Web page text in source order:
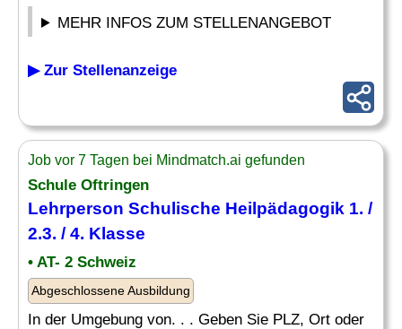
MEHR INFOS ZUM STELLENANGEBOT
▶ Zur Stellenanzeige
Job vor 7 Tagen bei Mindmatch.ai gefunden
Schule Oftringen
Lehrperson Schulische Heilpädagogik 1. /
2.3. / 4. Klasse
• AT- 2 Schweiz
Abgeschlossene Ausbildung
In der Umgebung von. . . Geben Sie PLZ, Ort oder